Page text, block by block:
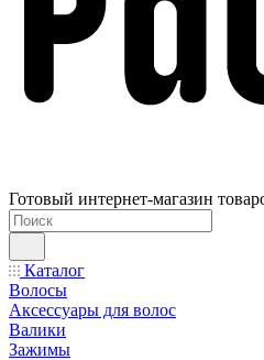
Готовый интернет-магазин
Каталог
Волосы
Аксессуары для волос
Валики
Зажимы